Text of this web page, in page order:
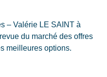
– Valérie LE SAINT à
du marché des offres
meilleures options.